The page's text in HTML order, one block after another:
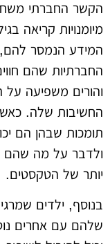
הקשר החברתי
מיומנויות קריאה
המידע הנמסר
החברתיות שהם
והורים משפיעה
החשיבות שלה. כאשר
תומכות שבהן הם
ולדבר על מה שהם
יותר של הטקסטים.
בנוסף, ילדים
שלהם עם אחרים